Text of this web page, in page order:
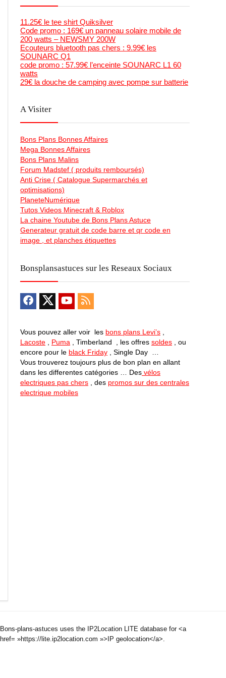
11.25€ le tee shirt Quiksilver
Code promo : 169€ un panneau solaire mobile de
200 watts – NEWSMY 200W
Ecouteurs bluetooth pas chers : 9.99€ les
SOUNARC Q1
code promo : 57.99€ l’enceinte SOUNARC L1 60
watts
29€ la douche de camping avec pompe sur batterie
A Visiter
Bons Plans Bonnes Affaires
Mega Bonnes Affaires
Bons Plans Malins
Forum Madstef ( produits remboursés)
Anti Crise ( Catalogue Supermarchés et
optimisations)
PlaneteNumérique
Tutos Videos Minecraft & Roblox
La chaine Youtube de Bons Plans Astuce
Generateur gratuit de code barre et qr code en
image , et planches étiquettes
Bonsplansastuces sur les Reseaux Sociaux
Vous pouvez aller voir les bons plans Levi’s
Lacoste
Puma , Timberland , les offres soldes , ou
encore pour le black Friday , Single Day …
Vous trouverez toujours plus de bon plan en allant
dans les differentes catégories … Des vélos
electriques pas chers , des promos sur des centrales
electrique mobiles
Bons-plans-astuces uses the IP2Location LITE database for <a
href= »https://lite.ip2location.com »>IP geolocation</a>.